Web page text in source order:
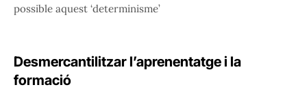
possible aquest ‘determinisme’
Desmercantilitzar l’aprenentatge i la
formació